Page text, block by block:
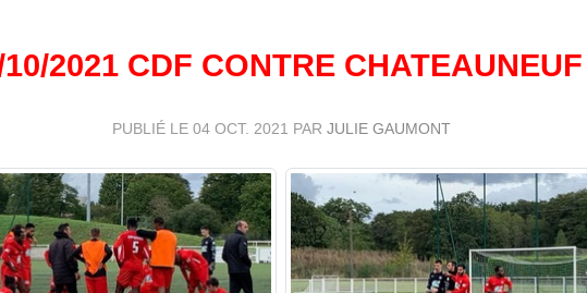
2021 CDF CONTRE CHATEAUNEUF
PUBLIÉ LE 04 OCT. 2021 PAR JULIE GAUMONT